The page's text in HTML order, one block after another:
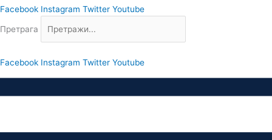
Facebook Instagram Twitter Youtube
Претрага
Facebook Instagram Twitter Youtube